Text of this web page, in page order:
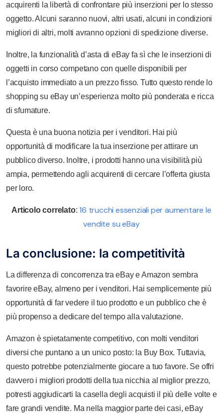
acquirenti la libertà di confrontare più inserzioni per lo stesso
oggetto. Alcuni saranno nuovi, altri usati, alcuni in condizioni
migliori di altri, molti avranno opzioni di spedizione diverse.
Inoltre, la funzionalità d’asta di eBay fa sì che le inserzioni di
oggetti in corso competano con quelle disponibili per
l’acquisto immediato a un prezzo fisso. Tutto questo rende lo
shopping su eBay un’esperienza molto più ponderata e ricca
di sfumature.
Questa è una buona notizia per i venditori. Hai più
opportunità di modificare la tua inserzione per attirare un
pubblico diverso. Inoltre, i prodotti hanno una visibilità più
ampia, permettendo agli acquirenti di cercare l’offerta giusta
per loro.
Articolo correlato:16 trucchi essenziali per aumentare le
vendite su eBay
La conclusione: la competitività
La differenza di concorrenza tra eBay e Amazon sembra
favorire eBay, almeno per i venditori. Hai semplicemente più
opportunità di far vedere il tuo prodotto e un pubblico che è
più propenso a dedicare del tempo alla valutazione.
Amazon è spietatamente competitivo, con molti venditori
diversi che puntano a un unico posto: la Buy Box. Tuttavia,
questo potrebbe potenzialmente giocare a tuo favore. Se offri
davvero i migliori prodotti della tua nicchia al miglior prezzo,
potresti aggiudicarti la casella degli acquisti il più delle volte e
fare grandi vendite. Ma nella maggior parte dei casi, eBay